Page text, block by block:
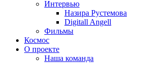
Интервью
Назира Рустемова
Digitall Angell
Фильмы
Космос
О проекте
Наша команда